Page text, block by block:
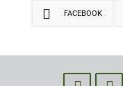
FACEBOOK